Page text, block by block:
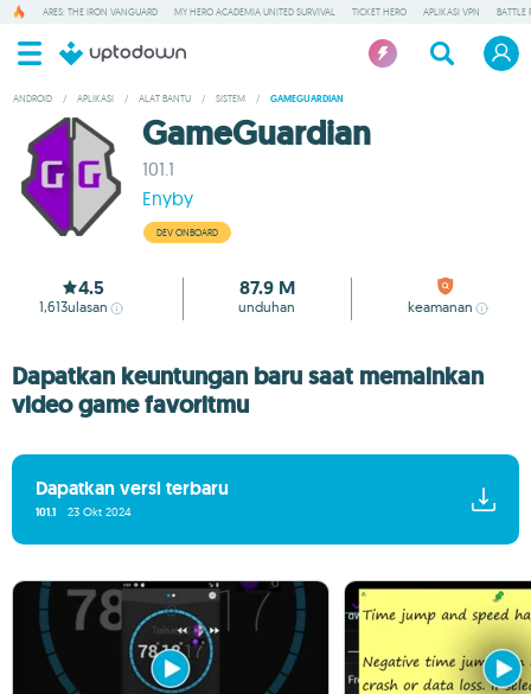
ARES: THE IRON VANGUARD MY HERO ACADEMIA UNITED SURVIVAL TICKET HERO APLIKASI VPN BATTLE
ANDROID / APLIKASI / ALAT BANTU / SISTEM / GAMEGUARDIAN
GameGuardian
101.1
Enyby
DEV ONBOARD
4.5
1,613ulasan
87.9 M
unduhan keamanan
Dapatkan keuntungan baru saat memainkan
video game favoritmu
Dapatkan versi terbaru
101.1 23 Okt 2024